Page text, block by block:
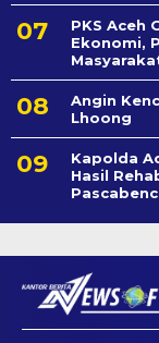
PKS Aceh
Ekonomi,
Angin
Lhoong
Kapolda
Hasil